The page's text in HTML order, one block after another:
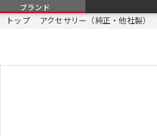
ブランド
トップ アクセサリー（純正・他社製）